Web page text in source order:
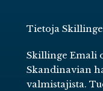
Tietoja
Skillinge Emali
Skandinavian
valmistajista.